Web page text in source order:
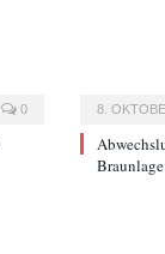
0 8.
Braunlage